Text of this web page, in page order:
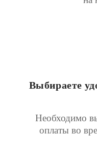
Выбираете
Необходимо
оплаты во